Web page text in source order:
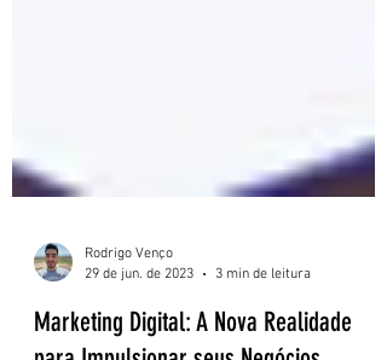
Rodrigo Venço
29 de jun. de 2023
3 min de leitura